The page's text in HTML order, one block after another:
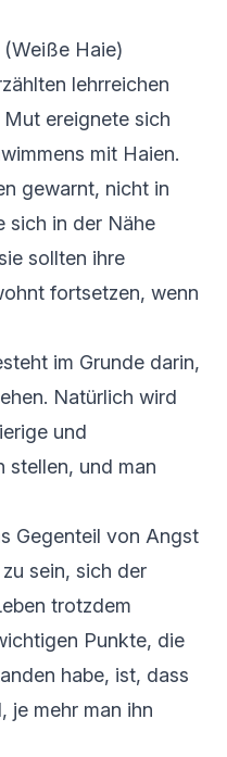
Haie)
lehrreichen
ereignete sich
mit Haien.
gewarnt, nicht in
sich in der Nähe
sollten ihre
fortsetzen, wenn
im Grunde darin,
Natürlich wird
und
stellen, und man
Gegenteil von Angst
sein, sich der
trotzdem
Punkte, die
habe, ist, dass
je mehr man ihn